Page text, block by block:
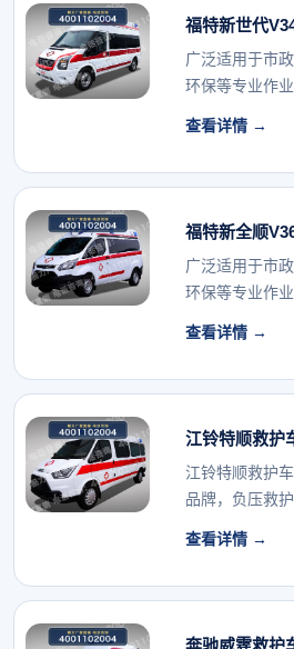
福特新世代
广泛适用于市
环保等专业作
行业的专用车辆
查看详情 →
福特新全顺
广泛适用于市
环保等专业作
行业的专用车辆
查看详情 →
江铃特顺救护
江铃特顺救护
品牌，负压救
查看详情 →